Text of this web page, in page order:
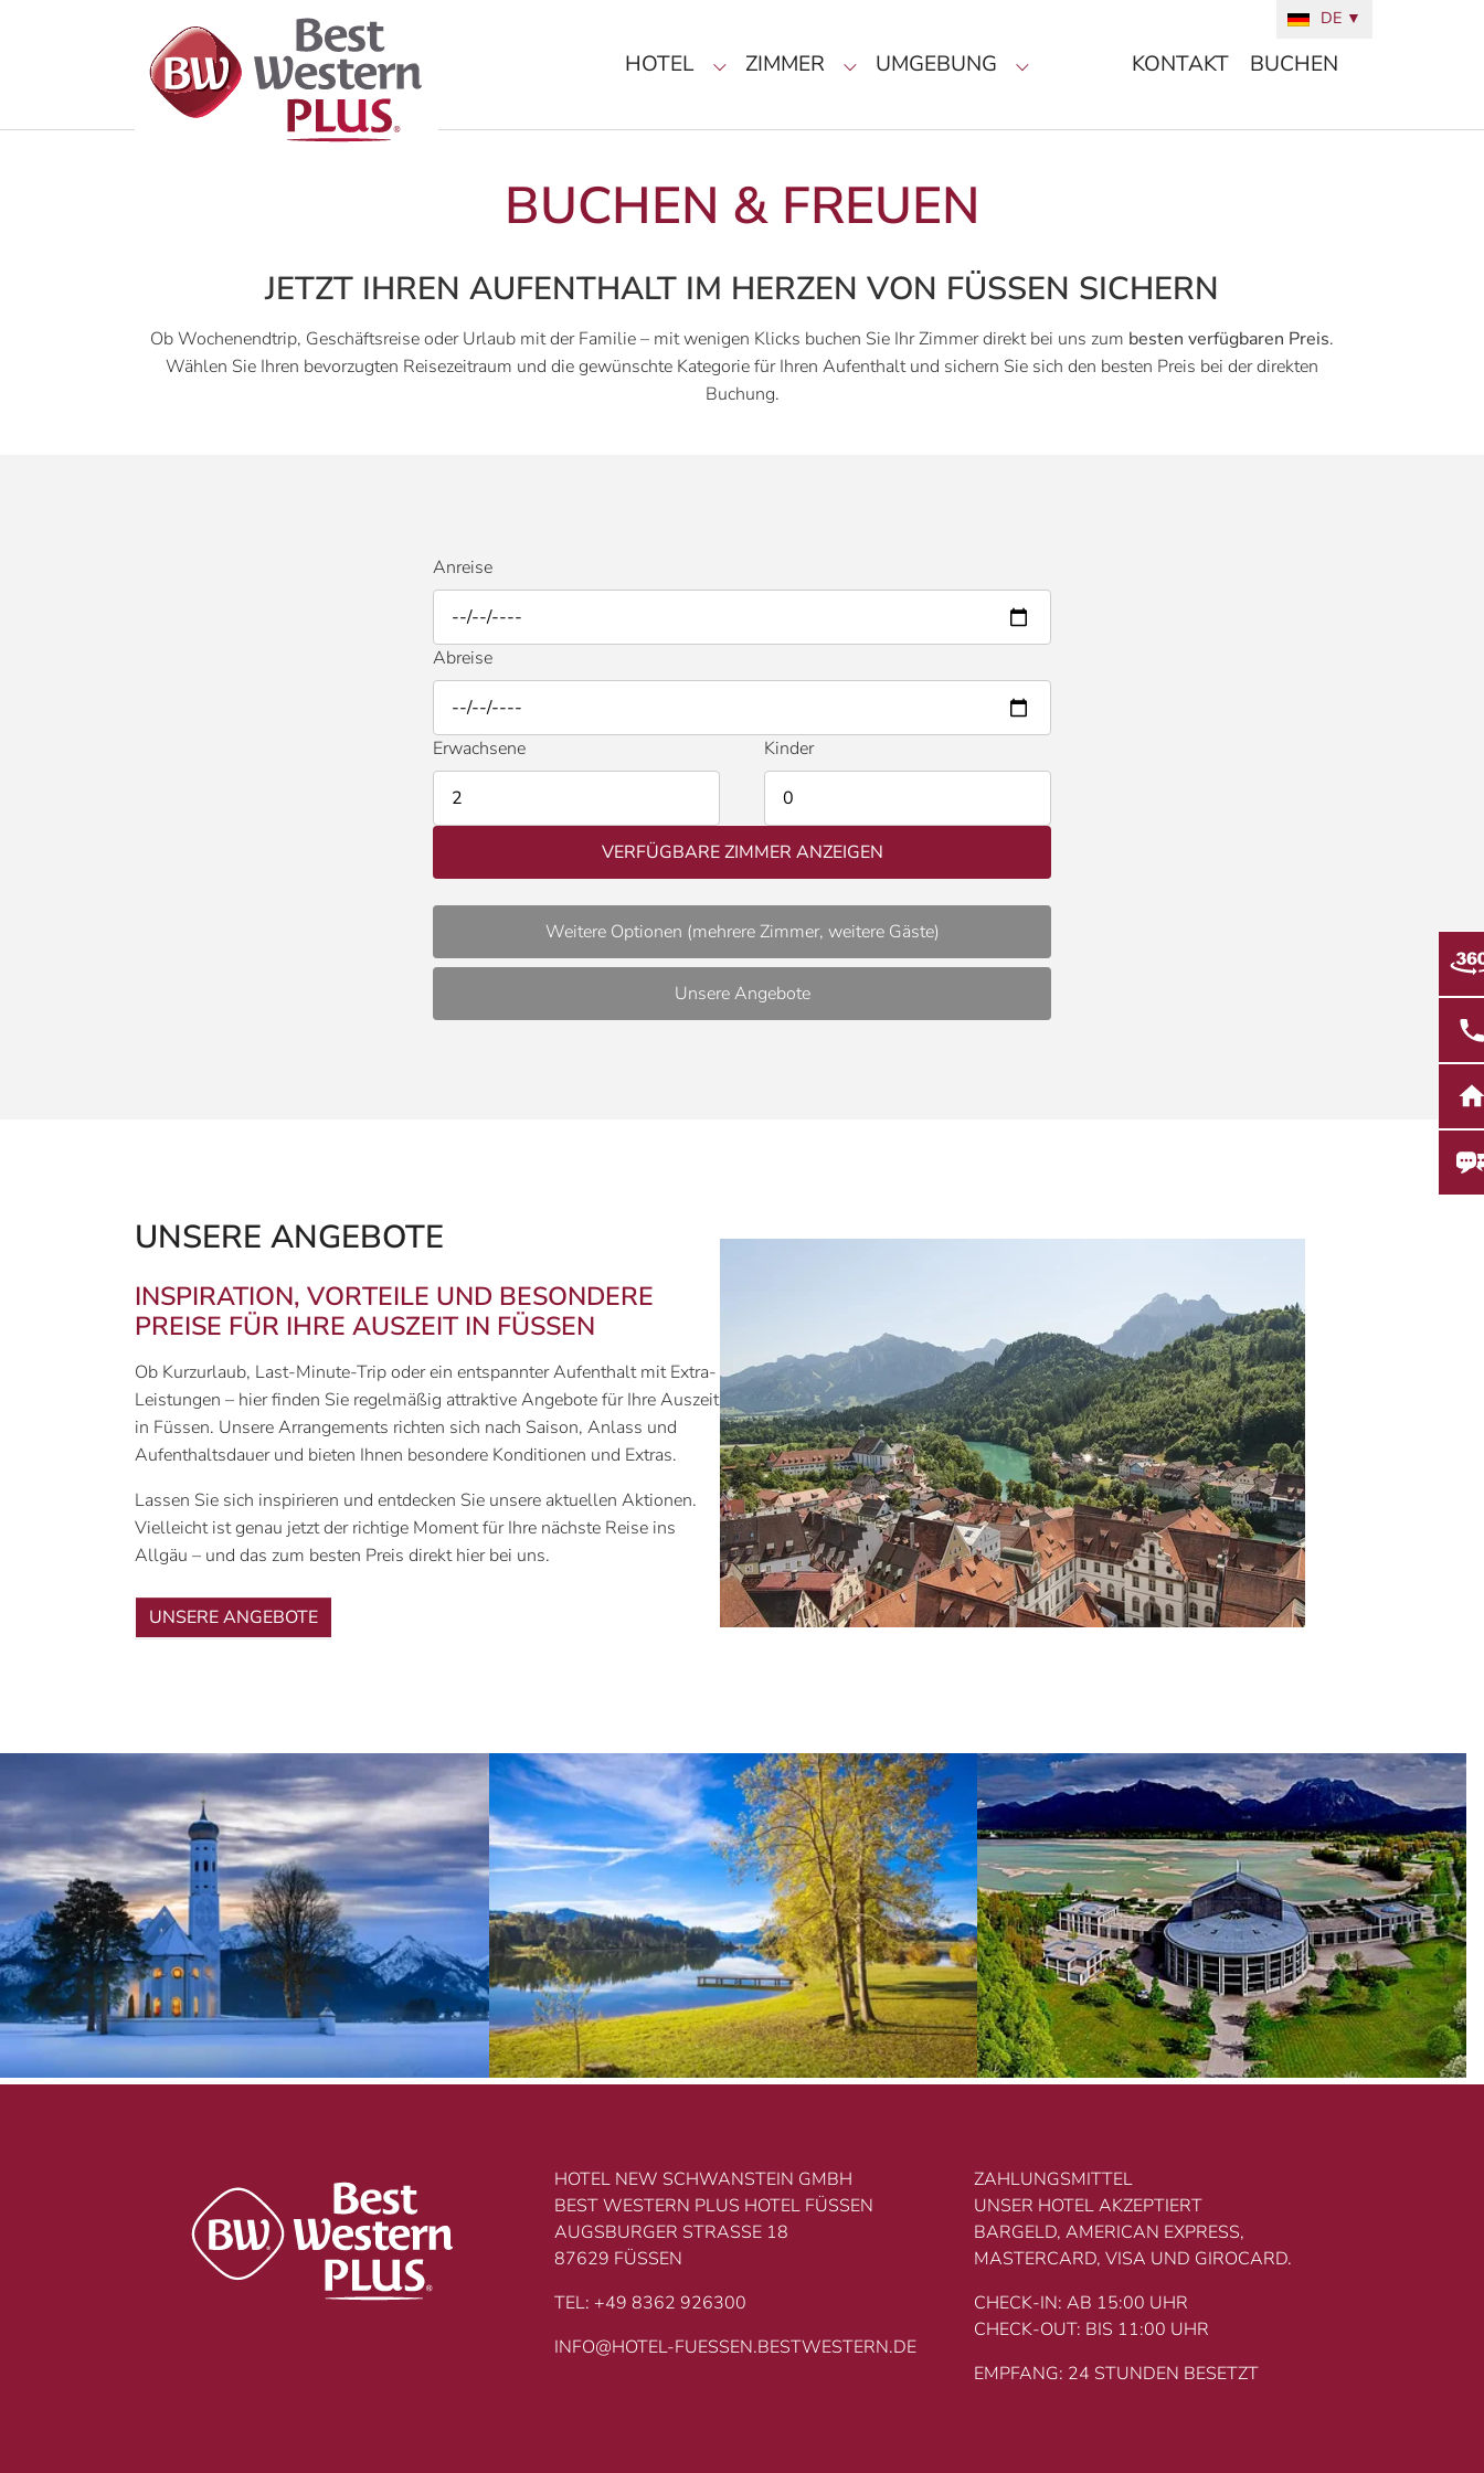
DE ▼
HOTEL Submenu for "Hotel"
ZIMMER Submenu for "Zimmer"
UMGEBUNG Submenu for "Umgebung"
KONTAKT BUCHEN
BUCHEN & FREUEN
JETZT IHREN AUFENTHALT IM HERZEN VON FÜSSEN SICHERN
Ob Wochenendtrip, Geschäftsreise oder Urlaub mit der Familie – mit wenigen Klicks buchen Sie Ihr Zimmer direkt bei uns zum besten verfügbaren Preis.
Wählen Sie Ihren bevorzugten Reisezeitraum und die gewünschte Kategorie für Ihren Aufenthalt und sichern Sie sich den besten Preis bei der direkten
Buchung.
Anreise
Abreise
Erwachsene Kinder
VERFÜGBARE ZIMMER ANZEIGEN
Weitere Optionen (mehrere Zimmer, weitere Gäste)
Unsere Angebote
UNSERE ANGEBOTE
INSPIRATION, VORTEILE UND BESONDERE
PREISE FÜR IHRE AUSZEIT IN FÜSSEN
Ob Kurzurlaub, Last-Minute-Trip oder ein entspannter Aufenthalt mit Extra-
Leistungen – hier finden Sie regelmäßig attraktive Angebote für Ihre Auszeit
in Füssen. Unsere Arrangements richten sich nach Saison, Anlass und
Aufenthaltsdauer und bieten Ihnen besondere Konditionen und Extras.
Lassen Sie sich inspirieren und entdecken Sie unsere aktuellen Aktionen.
Vielleicht ist genau jetzt der richtige Moment für Ihre nächste Reise ins
Allgäu – und das zum besten Preis direkt hier bei uns.
UNSERE ANGEBOTE
HOTEL NEW SCHWANSTEIN GMBH
BEST WESTERN PLUS HOTEL FÜSSEN
AUGSBURGER STRASSE 18
87629 FÜSSEN
TEL: +49 8362 926300
INFO@HOTEL-FUESSEN.BESTWESTERN.DE
ZAHLUNGSMITTEL
UNSER HOTEL AKZEPTIERT
BARGELD, AMERICAN EXPRESS,
MASTERCARD, VISA UND GIROCARD.
CHECK-IN: AB 15:00 UHR
CHECK-OUT: BIS 11:00 UHR
EMPFANG: 24 STUNDEN BESETZT